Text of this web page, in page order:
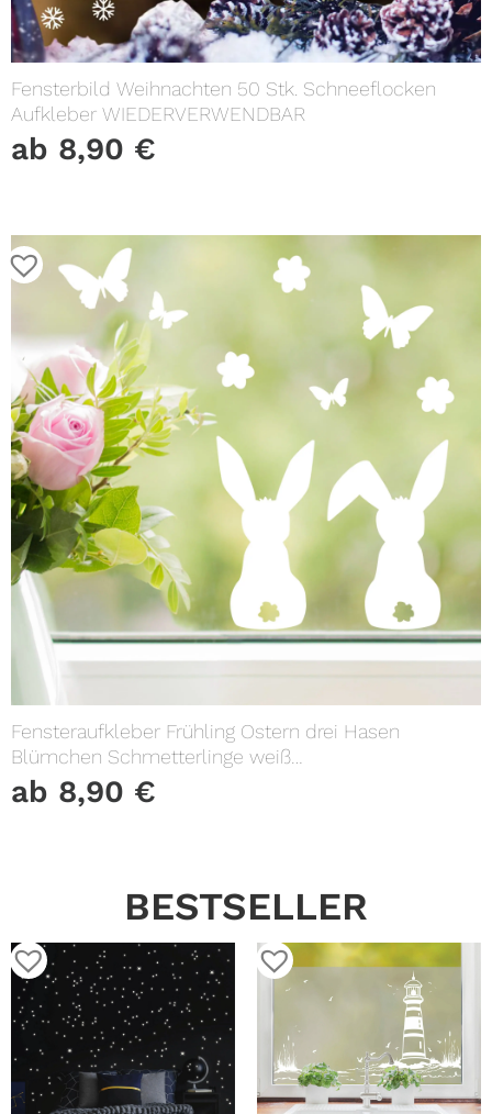
Fensterbild Weihnachten 50 Stk. Schneeflocken
Aufkleber WIEDERVERWENDBAR
ab 8,90 €
Fensteraufkleber Frühling Ostern drei Hasen
Blümchen Schmetterlinge weiß
WIEDERVERWENDBAR 23 Aufkleber im
SetFensterbild Fensterdeko
ab 8,90 €
BESTSELLER